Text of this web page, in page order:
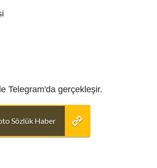
Telegram'da gerçekleşir.
Sözlük Haber